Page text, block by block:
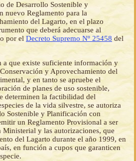
de Desarrollo Sostenible y
nuevo Reglamento para la
del Lagarto, en el plazo
que deberá adecuarse al
por elDecreto Supremo Nº 25458 del
a que existe suficiente información y
y Aprovechamiento del
y en tanto se apruebe el
de planes de uso sostenible,
determinen la factibilidad del
de la vida silvestre, se autoriza
Sostenible y Planificación con
un Reglamento Provisional a ser
y las autorizaciones, que
del Lagarto durante el año 1999, en
en función a cupos que garanticen